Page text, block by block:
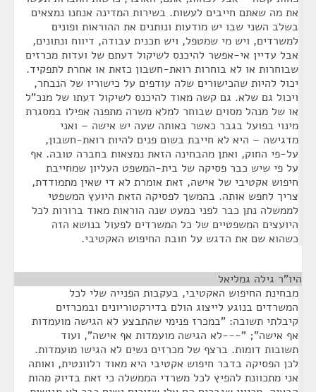
את מה שאתם חייבים לעשות. בשירות המדינה אנחנו נמצאים
בשלב השני שבו יש מודעות ונותנים את ההוראות ופונים
למשרדים, ויש מי שמטפל, ויש תכנית עבודה, דיווח ונתונים,
אבל עדיין אי-אפשר להיכנס לשיקול דעתם של ועדות מכרזים
שבוחרות או לא בוחרות רואת-חשבון כזאת או אחרת לתפקיד.
יכול להיות שהכישורים שלה עודפים על כישוריו של הנבחר,
ויכול גם שלא. גם קשה מאוד להיכנס לשיקול דעתו של מנכ"ל
או של מנהל מסוים שבוחר למלא משרה מתפנה אפילו במסגרת
מינוי בפועל בגבר כאשר באותה שעה יש אישה – ואני
מדגישה – היא לא חייבת בשום פנים להיות רואת-חשבון,
על-פי החוק, ואתן מהבחינה הזאת נמצאות בחברה טובה. אף
על פי שיש כבר פסיקה של בית-המשפט העליון שמחייבת
חיפוש אקטיבי של אישה, זאת אומרת לא די שאין מתמודדת,
צריך לחפש אותה. בהמשך לפסיקה הזאת היועץ המשפטי
לממשלה נתן כבר לפני כמעט שנה הוראות מאוד ברורות לכל
היועצים המשפטיים של כל המשרדים לפעול בנושא הזה
כשהוא שם את הדגש על חובת החיפוש האקטיבי.
היו"ר גילה גמליאל
מבחינת החיפוש האקטיבי, בעקבות הפנייה שלי לכל
המשרדים בנוגע לייצוג הולם בדירקטוריונים ובמכרזים
קיבלתי תשובה: "במכרז פנימי שהתבצע לא הגישה מועמדות
אף אישה"; "---לא הגישה מועמדות אף אישה", ועוד
תשובות דומות. ברצף של מכרזים נשים לא הגישו מועמדות.
לכן הפסיקה בדבר חיפוש אקטיבי היא מאוד רלוונטית, ואותה
אני מתכוונת להפיץ לכל משרדי הממשלה כי זאת בדיוק מהות